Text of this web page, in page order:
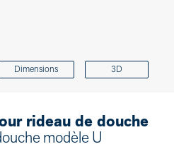
Dimensions 3D
rideau de douche
modèle U